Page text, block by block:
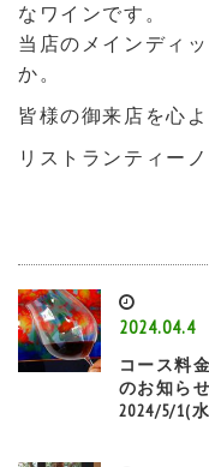
なワインです。
当店のメインディ
か。
皆様の御来店を心
リストランティ
2024.04.4
コース料
のお知らせ
2024/5/1(